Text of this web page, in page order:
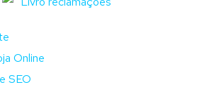
Online
SEO